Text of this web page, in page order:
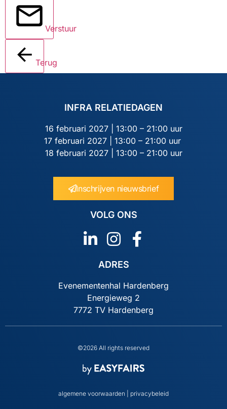
Verstuur
Terug
INFRA RELATIEDAGEN
16 februari 2027 | 13:00 – 21:00 uur
17 februari 2027 | 13:00 – 21:00 uur
18 februari 2027 | 13:00 – 21:00 uur
Inschrijven nieuwsbrief
VOLG ONS
ADRES
Evenementenhal Hardenberg
Energieweg 2
7772 TV Hardenberg
©2026 All rights reserved
algemene voorwaarden privacybeleid